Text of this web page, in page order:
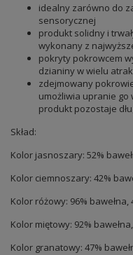
idealny zarówno do
sensorycznej
produkt solidny i
wykonany z
pokryty pokrowcem
dzianiny w wielu
zdejmowany
umożliwia upranie go
produkt pozostaje
Skład:
Kolor jasnoszary: 52%
Kolor ciemnoszary: 42%
Kolor różowy: 96% bawełna,
Kolor miętowy: 92%
Kolor granatowy: 47%